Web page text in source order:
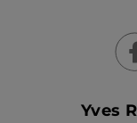
Yves